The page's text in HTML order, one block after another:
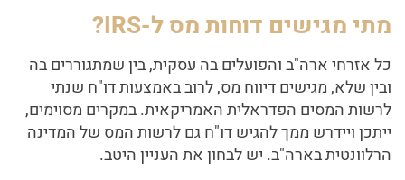
מתי מגישים דוחות מס ל-IRS?
כל אזרחי ארה"ב והפועלים בה עסקית, בין שמתגוררים בה
ובין שלא, מגישים דיווח מס, לרוב באמצעות דו"ח שנתי
לרשות המסים הפדראלית האמריקאית. במקרים מסוימים,
ייתכן ויידרש ממך להגיש דו"ח גם לרשות המס של המדינה
הרלוונטית בארה"ב. יש לבחון את העניין היטב.